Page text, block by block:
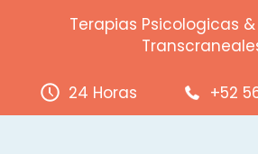
Terapias Psicologicas
24 Horas +52